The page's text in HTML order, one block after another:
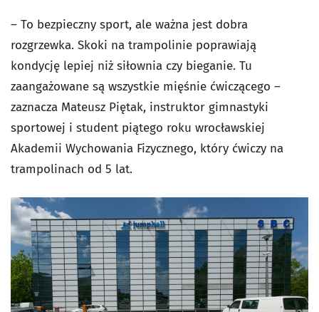
– To bezpieczny sport, ale ważna jest dobra
rozgrzewka. Skoki na trampolinie poprawiają
kondycję lepiej niż siłownia czy bieganie. Tu
zaangażowane są wszystkie mięśnie ćwiczącego –
zaznacza Mateusz Piętak, instruktor gimnastyki
sportowej i student piątego roku wrocławskiej
Akademii Wychowania Fizycznego, który ćwiczy na
trampolinach od 5 lat.